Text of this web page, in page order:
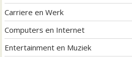
Carriere en Werk
Computers en Internet
Entertainment en Muziek